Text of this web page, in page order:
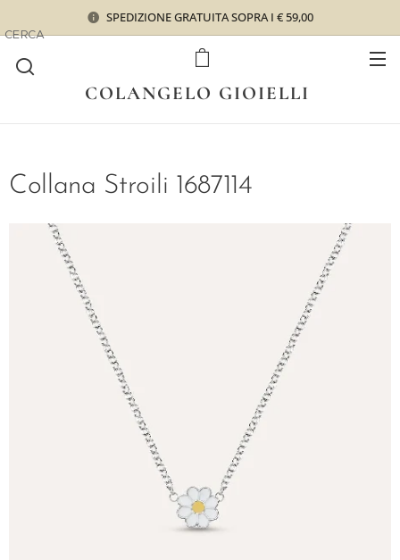
SPEDIZIONE GRATUITA SOPRA I € 59,00
COLANGELO GIOIELLI
CERCA
Collana Stroili 1687114